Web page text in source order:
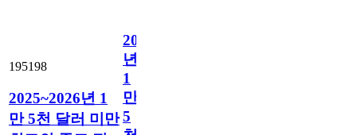
195198
2025~2026년 1
만 5천 달러 미만
2025~2026
년
1
만
5